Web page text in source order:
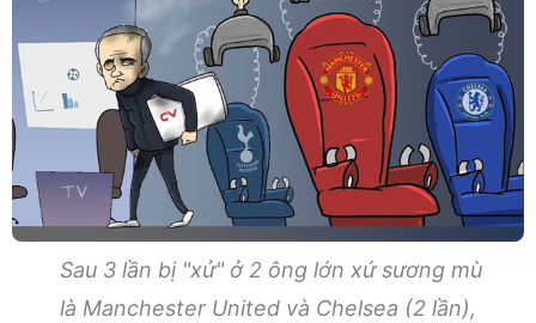
Sau 3 lần bị "xử" ở 2 ông lớn xứ sương mù
là Manchester United và Chelsea (2 lần),